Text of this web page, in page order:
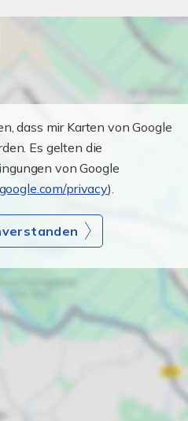
dass mir Karten von Google
Es gelten die
von Google
privacy).